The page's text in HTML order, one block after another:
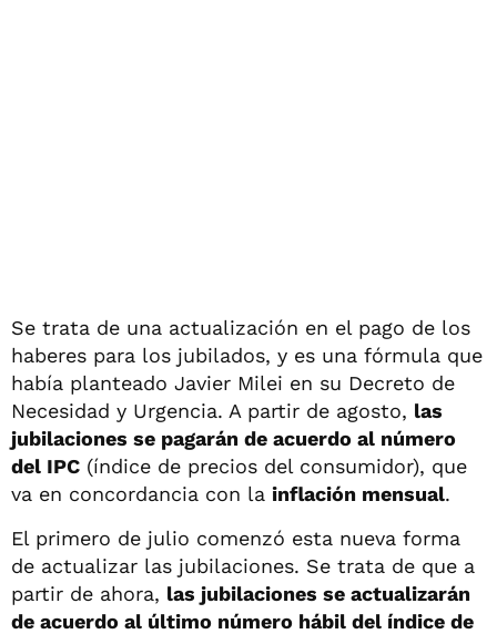
Se trata de una actualización en el pago de los
haberes para los jubilados, y es una fórmula que
había planteado Javier Milei en su Decreto de
Necesidad y Urgencia. A partir de agosto, las
jubilaciones se pagarán de acuerdo al número
del IPC (índice de precios del consumidor), que
va en concordancia con la inflación mensual.
El primero de julio comenzó esta nueva forma
de actualizar las jubilaciones. Se trata de que a
partir de ahora, las jubilaciones se actualizarán
de acuerdo al último número hábil del índice de